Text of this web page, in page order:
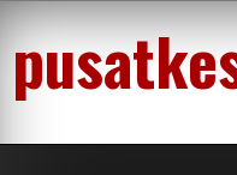
content